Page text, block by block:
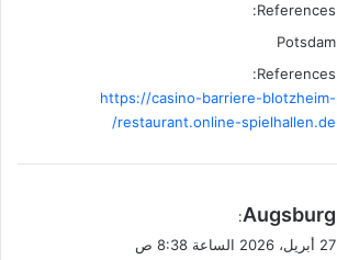
ل
References:
Potsdam
References:
https://casino-barriere-blotzheim-
restaurant.online-spielhallen.de/
ي
ق
Augsburg
:
27 أبريل، 2026 الساعة 8:38 ص